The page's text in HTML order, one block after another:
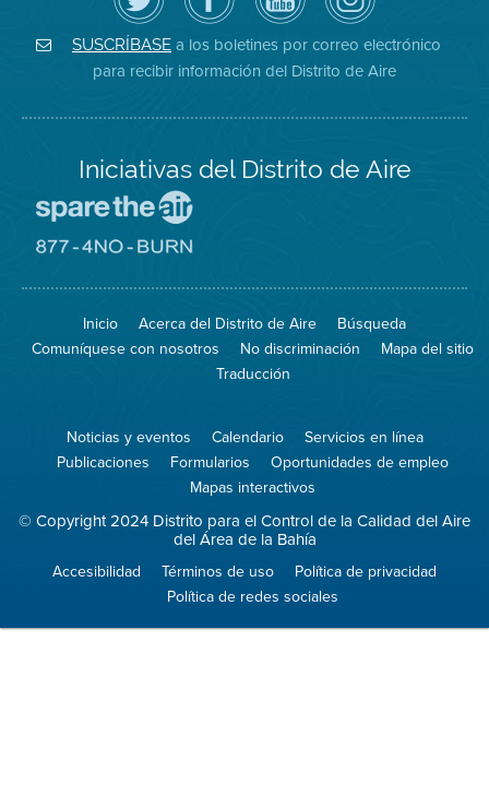
Distrito
de
Aire
en
Twitter
página
de
Facebook
del
Distrito
YouTube
del
Distrito
de
Aire
on
Instagram
SUSCRÍBASE a los boletines por correo electrónico
para recibir información del Distrito de Aire
Iniciativas del Distrito de Aire
Spare
Air
el
aire)
sitio
8774
Burn
Inicio Acerca del Distrito de Aire
Búsqueda
Comuníquese con nosotros
No discriminación
Mapa del sitio
Traducción
Noticias y eventos Calendario
Servicios en línea
Publicaciones
Formularios
Oportunidades de empleo
Mapas interactivos
© Copyright 2024 Distrito para el Control de la Calidad del Aire
del Área de la Bahía
Accesibilidad Términos de uso
Política de privacidad
Política de redes sociales